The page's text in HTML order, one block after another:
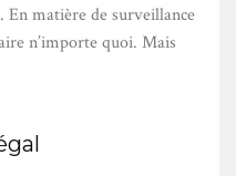
En matière de surveillance
n’importe quoi. Mais